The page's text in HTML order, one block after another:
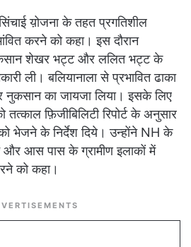
य़ोजना के तहत प्रगतिशील
करने को कहा। इस दौरान
किसान शेखर भट्ट और ललित भट्ट के
ली। बलियानाला से प्रभावित ढाका
का जायजा लिया। इसके लिए
तत्काल फ़िजीबिलिटी रिपोर्ट के अनुसार
भेजने के निर्देश दिये। उन्होंने NH के
और आस पास के ग्रामीण इलाकों में
को कहा।